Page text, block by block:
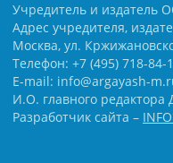
Учредитель и издатель
Адрес учредителя,
Москва, ул.
Телефон: +7 (495) 718-84-
E-mail: info@argayash-
И.О. главного редактора
Разработчик сайта –